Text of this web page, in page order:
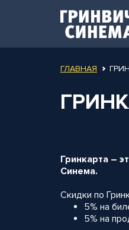
ГЛАВНАЯ
Гринкарта –
Синема.
Скидки по
5% на
5% на